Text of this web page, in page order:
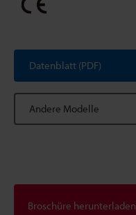
Datenblatt (PDF)
Andere Modelle
Broschüre herunterladen